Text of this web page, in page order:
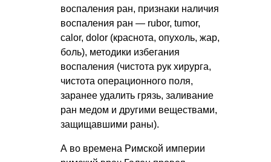
воспаления ран, признаки наличия
воспаления ран — rubor, tumor,
calor, dolor (краснота, опухоль, жар,
боль), методики избегания
воспаления (чистота рук хирурга,
чистота операционного поля,
заранее удалить грязь, заливание
ран медом и другими веществами,
защищавшими раны).
А во времена Римской империи